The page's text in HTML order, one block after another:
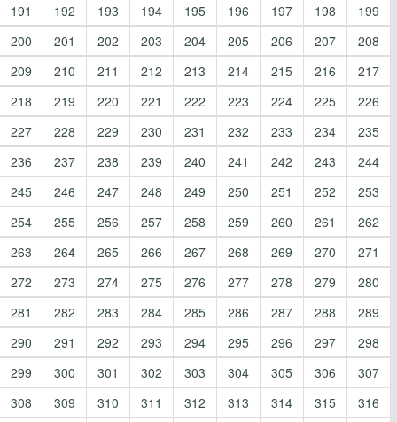
191
192 193 194 195 196 197 198
199
200
201 202 203 204 205 206 207
208
209
210 211 212 213 214 215 216
217
218
219 220 221 222 223 224 225
226
227
228 229 230 231 232 233 234
235
236
237 238 239 240 241 242 243
244
245
246 247 248 249 250 251 252
253
254
255 256 257 258 259 260 261
262
263
264 265 266 267 268 269 270
271
272
273 274 275 276 277 278 279
280
281
282 283 284 285 286 287 288
289
290
291 292 293 294 295 296 297
298
299
300 301 302 303 304 305 306
307
308
309 310 311 312 313 314 315
316